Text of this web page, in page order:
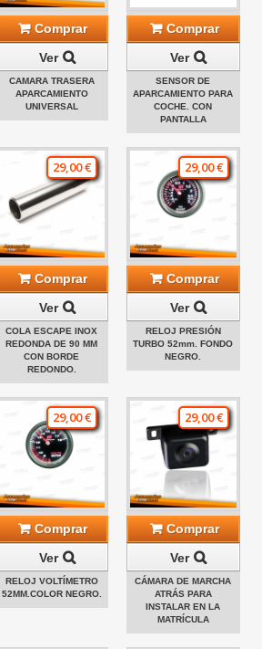
Comprar
Ver
CAMARA TRASERA
APARCAMIENTO
UNIVERSAL
Comprar
Ver
SENSOR DE
APARCAMIENTO PARA
COCHE. CON
PANTALLA
29,00 €
Comprar
Ver
COLA ESCAPE INOX
REDONDA DE 90 MM
CON BORDE
REDONDO.
29,00 €
Comprar
Ver
RELOJ PRESIÓN
TURBO 52mm. FONDO
NEGRO.
29,00 €
Comprar
Ver
RELOJ VOLTÍMETRO
52MM.COLOR NEGRO.
29,00 €
Comprar
Ver
CÁMARA DE MARCHA
ATRÁS PARA
INSTALAR EN LA
MATRÍCULA